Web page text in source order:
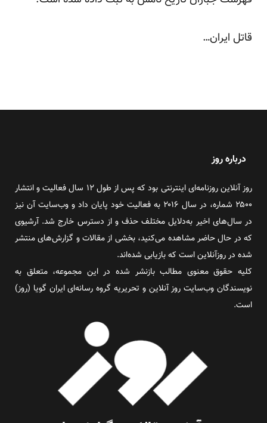
قاتل ایران…
درباره روز
روز آنلاین روزنامه‌ای اینترنتی بود که پس از طول ۱۲ سال فعالیت و انتشار
۲۵۰۰ شماره، در سال ۲۰۱۶ به فعالیت خود پایان داد و وب‌سایت آن نیز
در سال‌های اخیر به‌دلایل مختلف حذف و از دسترس خارج شد. آرشیوی
که در حال حاضر مشاهده می‌کنید، بخشی از مقالات و گزارش‌های منتشر
شده در روزآنلاین است که بازیابی شده‌اند.
کلیه حقوق معنوی مطالب بازنشر شده در این مجموعه، متعلق به
نویسندگان وب‌سایت روز آنلاین و تحریریه گروه رسانه‌ای ایران گویا (روز)
است.